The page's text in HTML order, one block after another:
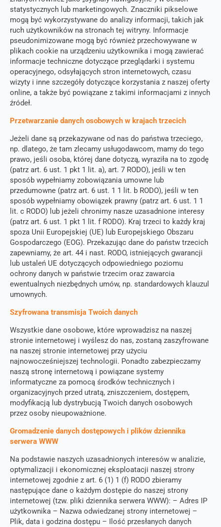
statystycznych lub marketingowych. Znaczniki pikselowe
mogą być wykorzystywane do analizy informacji, takich jak
ruch użytkowników na stronach tej witryny. Informacje
pseudonimizowane mogą być również przechowywane w
plikach cookie na urządzeniu użytkownika i mogą zawierać
informacje techniczne dotyczące przeglądarki i systemu
operacyjnego, odsyłających stron internetowych, czasu
wizyty i inne szczegóły dotyczące korzystania z naszej oferty
online, a także być powiązane z takimi informacjami z innych
źródeł.
Przetwarzanie danych osobowych w krajach trzecich
Jeżeli dane są przekazywane od nas do państwa trzeciego,
np. dlatego, że tam zlecamy usługodawcom, mamy do tego
prawo, jeśli osoba, której dane dotyczą, wyraziła na to zgodę
(patrz art. 6 ust. 1 pkt 1 lit. a), art. 7 RODO), jeśli w ten
sposób wypełniamy zobowiązania umowne lub
przedumowne (patrz art. 6 ust. 1 1 lit. b RODO), jeśli w ten
sposób wypełniamy obowiązek prawny (patrz art. 6 ust. 1 1
lit. c RODO) lub jeżeli chronimy nasze uzasadnione interesy
(patrz art. 6 ust. 1 pkt 1 lit. f RODO). Kraj trzeci to każdy kraj
spoza Unii Europejskiej (UE) lub Europejskiego Obszaru
Gospodarczego (EOG). Przekazując dane do państw trzecich
zapewniamy, że art. 44 i nast. RODO, istniejących gwarancji
lub ustaleń UE dotyczących odpowiedniego poziomu
ochrony danych w państwie trzecim oraz zawarcia
ewentualnych niezbędnych umów, np. standardowych klauzul
umownych.
Szyfrowana transmisja Twoich danych
Wszystkie dane osobowe, które wprowadzisz na naszej
stronie internetowej i wyślesz do nas, zostaną zaszyfrowane
na naszej stronie internetowej przy użyciu
najnowocześniejszej technologii. Ponadto zabezpieczamy
naszą stronę internetową i powiązane systemy
informatyczne za pomocą środków technicznych i
organizacyjnych przed utratą, zniszczeniem, dostępem,
modyfikacją lub dystrybucją Twoich danych osobowych
przez osoby nieupoważnione.
Gromadzenie danych dostępowych i plików dziennika
serwera WWW
Na podstawie naszych uzasadnionych interesów w analizie,
optymalizacji i ekonomicznej eksploatacji naszej strony
internetowej zgodnie z art. 6 (1) 1 (f) RODO zbieramy
następujące dane o każdym dostępie do naszej strony
internetowej (tzw. pliki dziennika serwera WWW): – Adres IP
użytkownika – Nazwa odwiedzanej strony internetowej –
Plik, data i godzina dostępu – Ilość przesłanych danych